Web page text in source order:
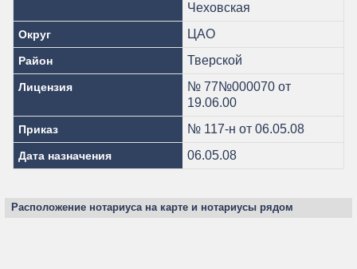
Чеховская
Округ ЦАО
Район Тверской
Лицензия
№ 77№000070 от
19.06.00
Приказ № 117-н от 06.05.08
Дата назначения 06.05.08
Расположение нотариуса на карте и нотариусы рядом